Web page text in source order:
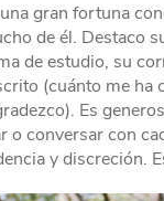
gran fortuna
de él. Destaco
de estudio, su
(cuánto me ha
Es
o conversar con
y discreción.